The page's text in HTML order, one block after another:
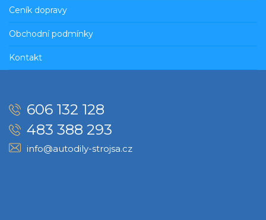
Ceník dopravy
Obchodní podmínky
Kontakt
606 132 128
483 388 293
info@autodily-strojsa.cz